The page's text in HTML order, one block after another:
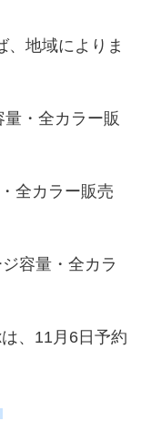
、地域によりま
・全カラー販
全カラー販売
容量・全カラ
、11月6日予約